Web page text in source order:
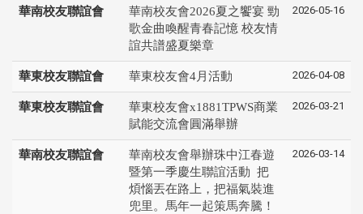
華南校友聯誼會
華南校友會2026夏之饗宴 勁
歌金曲喚醒青春記憶 校友情
誼共譜盛夏樂章
2026-05-16
華東校友聯誼會 華東校友會4月活動 2026-04-08
華東校友聯誼會
華東校友會x1881TPWS商業
賦能交流會圓滿舉辦
2026-03-21
華南校友聯誼會
華南校友會舉辦珠中江春遊
暨第一季慶生聯誼活動 把
煩惱丟在路上，把福氣裝進
兜里。馬年一起策馬奔騰！
2026-03-14